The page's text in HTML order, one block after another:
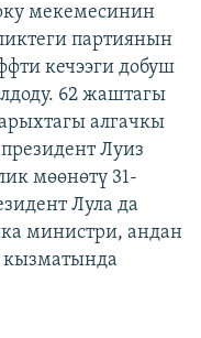
мекемесинин
партиянын
кечээги добуш
62 жаштагы
алгачкы
Луиз
мөөнөтү 31-
Лула да
министри, андан